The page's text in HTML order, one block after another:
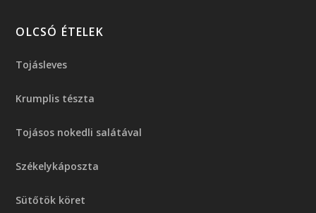
OLCSÓ ÉTELEK
Tojásleves
Krumplis tészta
Tojásos nokedli salátával
Székelykáposzta
Sütőtök köret